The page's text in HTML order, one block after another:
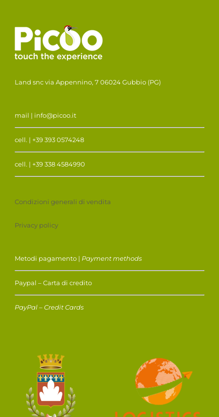
Land snc via Appennino, 7 06024 Gubbio (PG)
mail | info@picoo.it
cell. | +39 393 0574248
cell. | +39 338 4584990
Condizioni generali di vendita
Privacy policy
Metodi pagamento | Payment methods
Paypal – Carta di credito
PayPal – Credit Cards